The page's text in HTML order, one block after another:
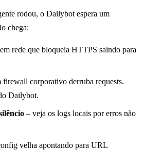
rodou, o Dailybot espera um
chega:
rede que bloqueia HTTPS saindo para
firewall corporativo derruba requests.
Dailybot.
– veja os logs locais por erros não
velha apontando para URL